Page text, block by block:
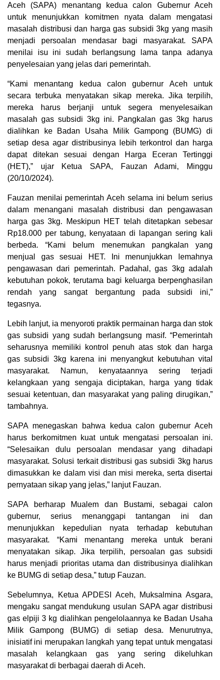
Aceh (SAPA) menantang kedua calon Gubernur Aceh
untuk menunjukkan komitmen nyata dalam mengatasi
masalah distribusi dan harga gas subsidi 3kg yang masih
menjadi persoalan mendasar bagi masyarakat. SAPA
menilai isu ini sudah berlangsung lama tanpa adanya
penyelesaian yang jelas dari pemerintah.
“Kami menantang kedua calon gubernur Aceh untuk
secara terbuka menyatakan sikap mereka. Jika terpilih,
mereka harus berjanji untuk segera menyelesaikan
masalah gas subsidi 3kg ini. Pangkalan gas 3kg harus
dialihkan ke Badan Usaha Milik Gampong (BUMG) di
setiap desa agar distribusinya lebih terkontrol dan harga
dapat ditekan sesuai dengan Harga Eceran Tertinggi
(HET),” ujar Ketua SAPA, Fauzan Adami, Minggu
(20/10/2024).
Fauzan menilai pemerintah Aceh selama ini belum serius
dalam menangani masalah distribusi dan pengawasan
harga gas 3kg. Meskipun HET telah ditetapkan sebesar
Rp18.000 per tabung, kenyataan di lapangan sering kali
berbeda. “Kami belum menemukan pangkalan yang
menjual gas sesuai HET. Ini menunjukkan lemahnya
pengawasan dari pemerintah. Padahal, gas 3kg adalah
kebutuhan pokok, terutama bagi keluarga berpenghasilan
rendah yang sangat bergantung pada subsidi ini,”
tegasnya.
Lebih lanjut, ia menyoroti praktik permainan harga dan stok
gas subsidi yang sudah berlangsung masif. “Pemerintah
seharusnya memiliki kontrol penuh atas stok dan harga
gas subsidi 3kg karena ini menyangkut kebutuhan vital
masyarakat. Namun, kenyataannya sering terjadi
kelangkaan yang sengaja diciptakan, harga yang tidak
sesuai ketentuan, dan masyarakat yang paling dirugikan,”
tambahnya.
SAPA menegaskan bahwa kedua calon gubernur Aceh
harus berkomitmen kuat untuk mengatasi persoalan ini.
“Selesaikan dulu persoalan mendasar yang dihadapi
masyarakat. Solusi terkait distribusi gas subsidi 3kg harus
dimasukkan ke dalam visi dan misi mereka, serta disertai
pernyataan sikap yang jelas,” lanjut Fauzan.
SAPA berharap Mualem dan Bustami, sebagai calon
gubernur, serius menanggapi tantangan ini dan
menunjukkan kepedulian nyata terhadap kebutuhan
masyarakat. “Kami menantang mereka untuk berani
menyatakan sikap. Jika terpilih, persoalan gas subsidi
harus menjadi prioritas utama dan distribusinya dialihkan
ke BUMG di setiap desa,” tutup Fauzan.
Sebelumnya, Ketua APDESI Aceh, Muksalmina Asgara,
mengaku sangat mendukung usulan SAPA agar distribusi
gas elpiji 3 kg dialihkan pengelolaannya ke Badan Usaha
Milik Gampong (BUMG) di setiap desa. Menurutnya,
inisiatif ini merupakan langkah yang tepat untuk mengatasi
masalah kelangkaan gas yang sering dikeluhkan
masyarakat di berbagai daerah di Aceh.